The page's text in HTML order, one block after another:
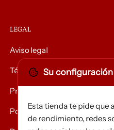
LEGAL
Aviso legal
Términos y condiciones
Privacidad
Política de Cookies
Su
Esta tienda te pide que
de rendimiento, redes